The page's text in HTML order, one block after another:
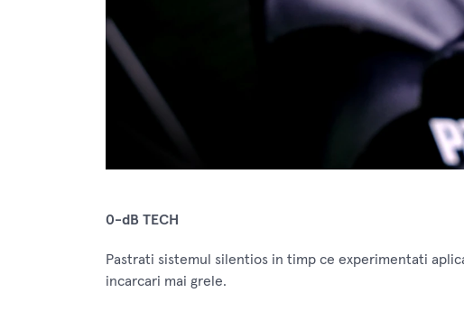
0-dB TECH
Pastrati sistemul silentios in timp ce experimentati
incarcari mai grele.